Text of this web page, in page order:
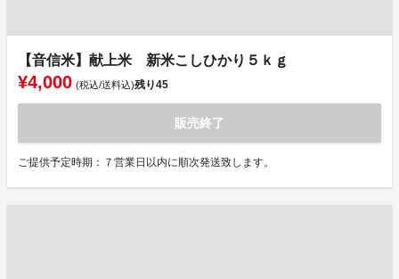
【音信米】献上米 新米こしひかり５ｋｇ
¥4,000 (税込/送料込)残り45
販売終了
ご提供予定時期：７営業日以内に順次発送致します。